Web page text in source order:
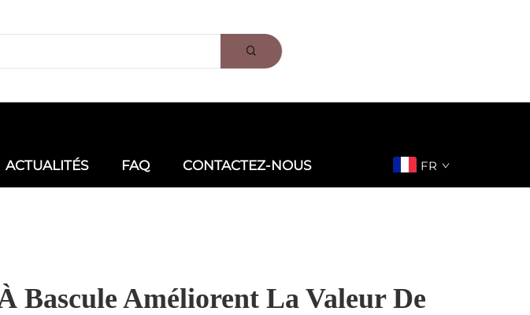
ACTUALITÉS FAQ CONTACTEZ-NOUS FR
Bascule Améliorent La Valeur De